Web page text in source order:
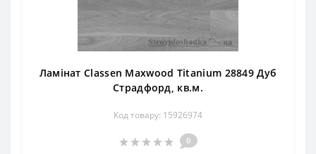
Ламінат Classen Maxwood Titanium 28849 Дуб
Страдфорд, кв.м.
Код товару: 15926974
0